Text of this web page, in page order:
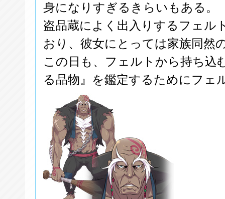
身になりすぎるきらいもある。
盗品蔵によく出入りするフェル
おり、彼女にとっては家族同然
この日も、フェルトから持ち込
る品物』を鑑定するためにフェ